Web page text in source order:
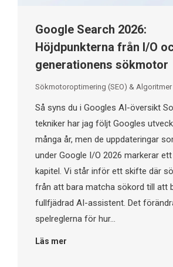
Google Search 2026:
Höjdpunkterna från I/O
generationens sökmotor
Sökmotoroptimering (SEO) & Algoritmer
Så syns du i Googles AI-översikt​
tekniker har jag följt Googles
många år, men de uppdateringar
under Google I/O 2026 markerar
kapitel. Vi står inför ett skifte där
från att bara matcha sökord till att
fullfjädrad AI-assistent. Det
spelreglerna för hur…
Läs mer